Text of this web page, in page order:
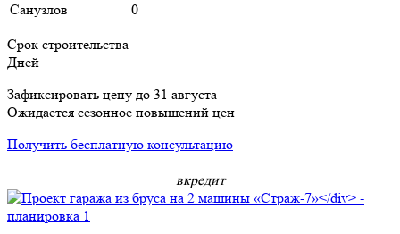
Санузлов
0
Срок строительства
Дней
Зафиксировать цену до 31 августа
Ожидается сезонное повышений цен
Получить бесплатную консультацию
вкредит